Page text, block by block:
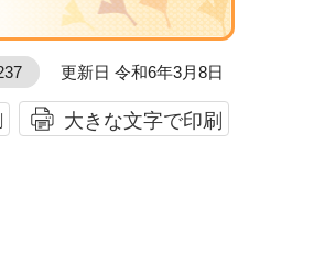
更新日 令和6年3月8日
大きな文字で印刷